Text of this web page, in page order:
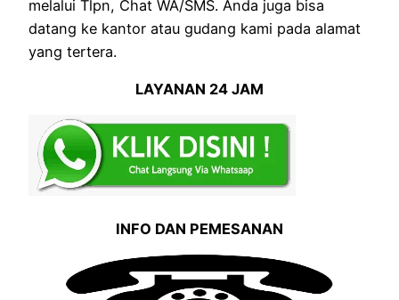
melalui Tlpn, Chat WA/SMS. Anda juga bisa
datang ke kantor atau gudang kami pada alamat
yang tertera.
LAYANAN 24 JAM
INFO DAN PEMESANAN